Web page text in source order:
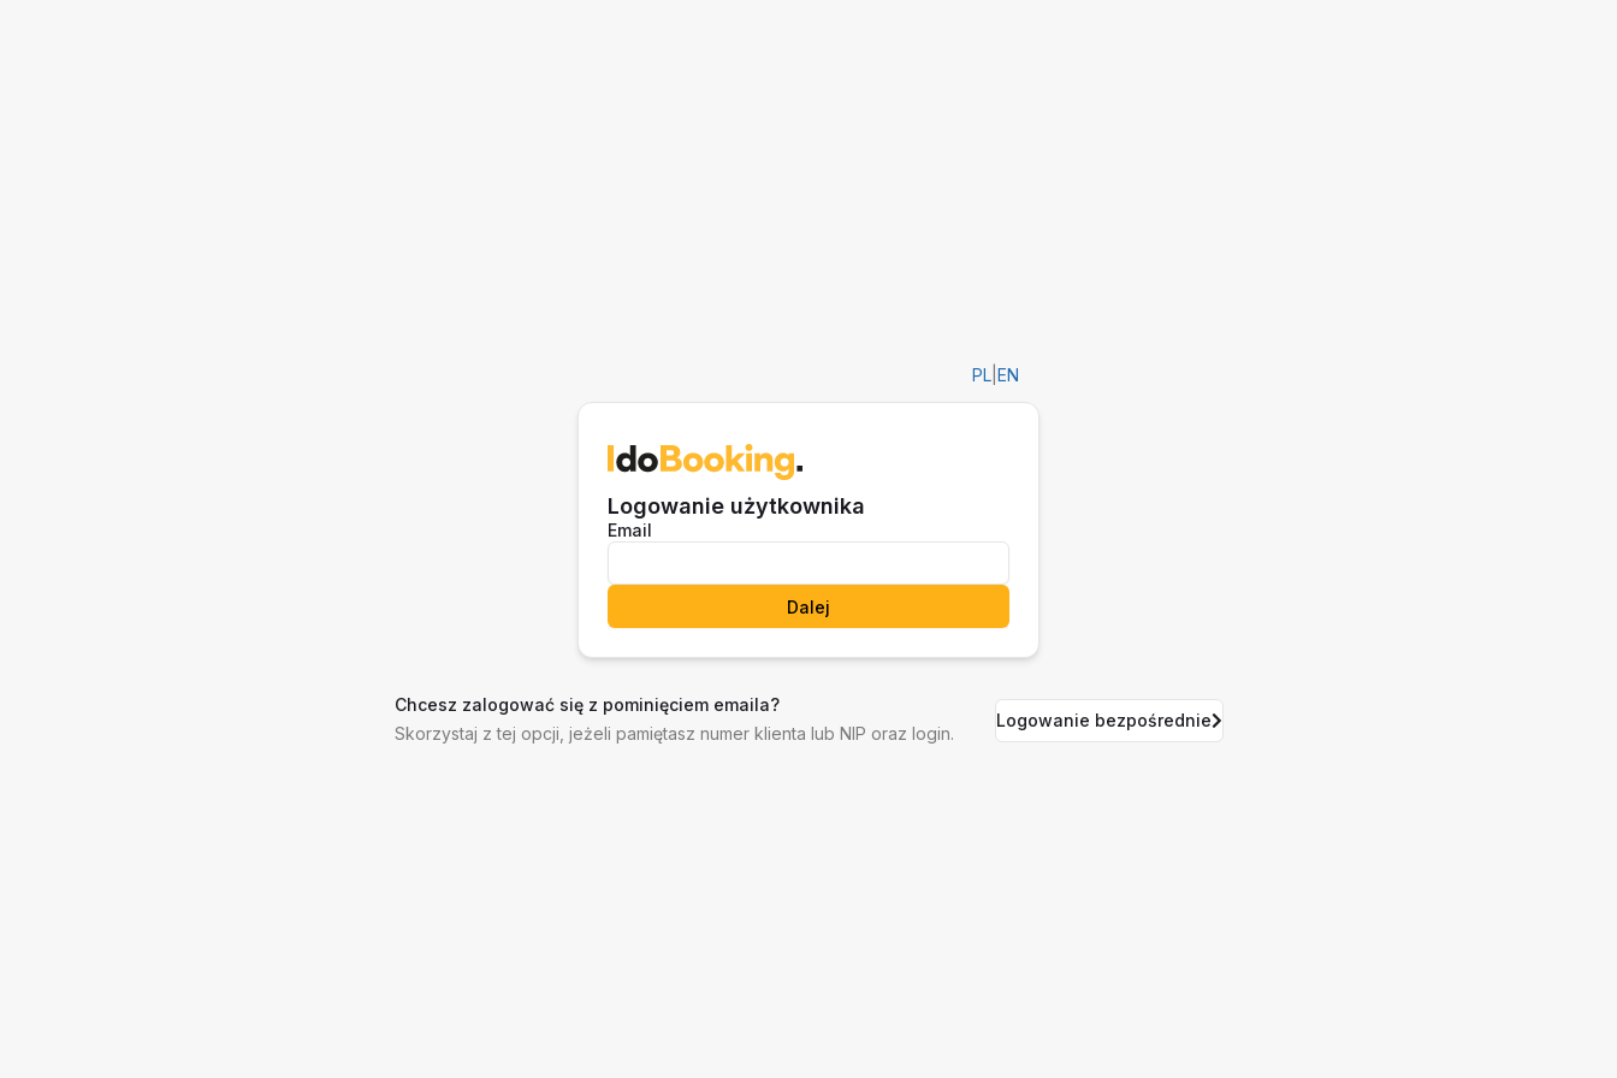
PL EN
Logowanie użytkownika
Email
Dalej
Chcesz zalogować się z pominięciem emaila?
Skorzystaj z tej opcji, jeżeli pamiętasz numer klienta lub NIP oraz login.
Logowanie bezpośrednie